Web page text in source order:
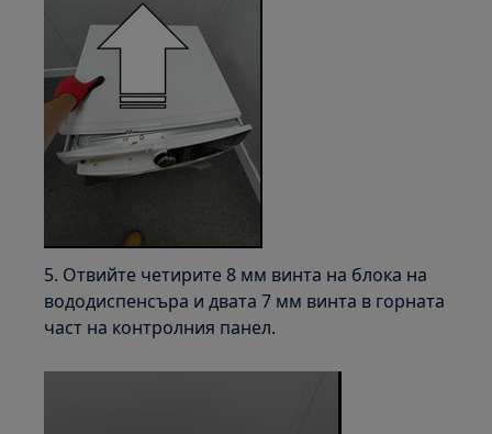
5. Отвийте четирите 8 мм винта на блока на
вододиспенсъра и двата 7 мм винта в горната
част на контролния панел.